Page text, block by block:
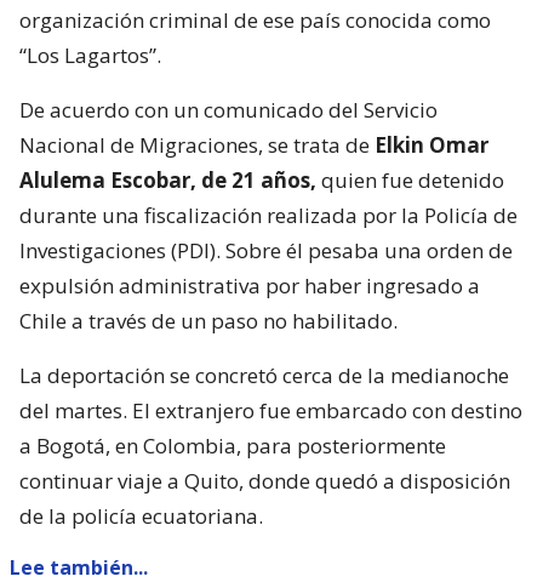
organización criminal de ese país conocida como
“Los Lagartos”.
De acuerdo con un comunicado del Servicio
Nacional de Migraciones, se trata de Elkin Omar
Alulema Escobar, de 21 años, quien fue detenido
durante una fiscalización realizada por la Policía de
Investigaciones (PDI). Sobre él pesaba una orden de
expulsión administrativa por haber ingresado a
Chile a través de un paso no habilitado.
La deportación se concretó cerca de la medianoche
del martes. El extranjero fue embarcado con destino
a Bogotá, en Colombia, para posteriormente
continuar viaje a Quito, donde quedó a disposición
de la policía ecuatoriana.
Lee también...